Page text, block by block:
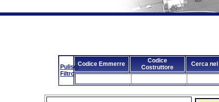
Pulisci
Filtro
Codice Emmerre
Codice
Costruttore
Cerca nel